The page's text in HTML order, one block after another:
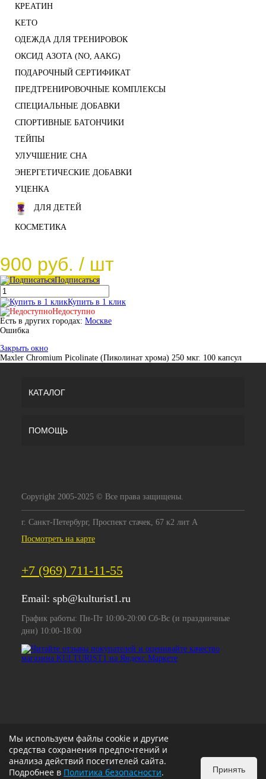
КРЕАТИН
KETO
ОДЕЖДА ДЛЯ ТРЕНИРОВОК
ОКСИД АЗОТА (NO, AAKG)
ПОДАРОЧНЫЙ СЕРТИФИКАТ
ПРЕДТРЕНИРОВОЧНЫЕ КОМПЛЕКСЫ
СПЕЦИАЛЬНЫЕ ДОБАВКИ
СПОРТИВНЫЕ БАТОНЧИКИ
ТЕЙПЫ
УЛУЧШЕНИЕ СНА
ЭНЕРГЕТИЧЕСКИЕ ДОБАВКИ
УЦЕНКА
ДЛЯ ДЕТЕЙ
КОСМЕТИКА
900 руб. / шт
Подписаться
Купить в 1 клик
Недоступно
Есть в других городах: Москве
Ошибка
Закрыть окно
Maxler Chromium Picolinate (Пиколинат хрома) 250 мкг. 100 капсул
КАТАЛОГ
ПОМОЩЬ
Copyright 2005-2025 © Все права защищены.
г. Санкт-Петербург, Проспект стачек, 67 к2 лит А
Посмотреть на карте
+7 (969) 711-11-55
Email: spb@kulturist1.ru
График работы: Пн-Пт 10:00-20:00 Сб-Вс (и праздничные
дни) 10:00-18:00
Мы используем файлы cookie и другие
средства сохранения предпочтений и
анализа действий посетителей сайта.
Подробнее в Политика безопасности.
Принять